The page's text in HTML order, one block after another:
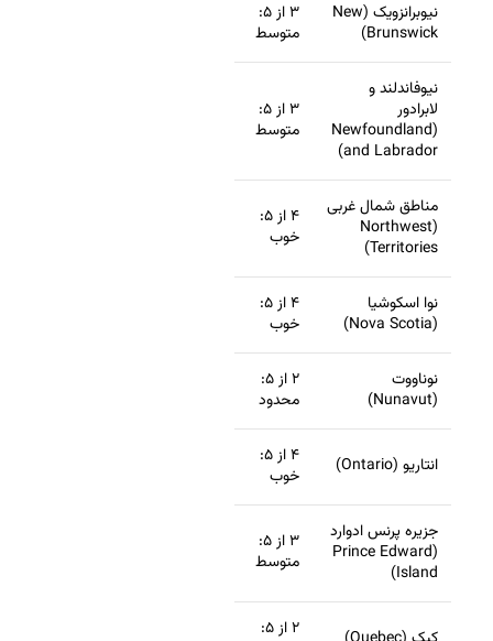
نیوبرانزویک (New
Brunswick)
۳ از ۵:
متوسط
نیوفاندلند و
لابرادور
(Newfoundland
and Labrador)
۳ از ۵:
متوسط
مناطق شمال غربی
(Northwest
Territories)
۴ از ۵:
خوب
نوا اسکوشیا
(Nova Scotia)
۴ از ۵:
خوب
نوناووت
(Nunavut)
۲ از ۵:
محدود
انتاریو (Ontario)
۴ از ۵:
خوب
جزیره پرنس ادوارد
(Prince Edward
Island)
۳ از ۵:
متوسط
۲ از ۵: